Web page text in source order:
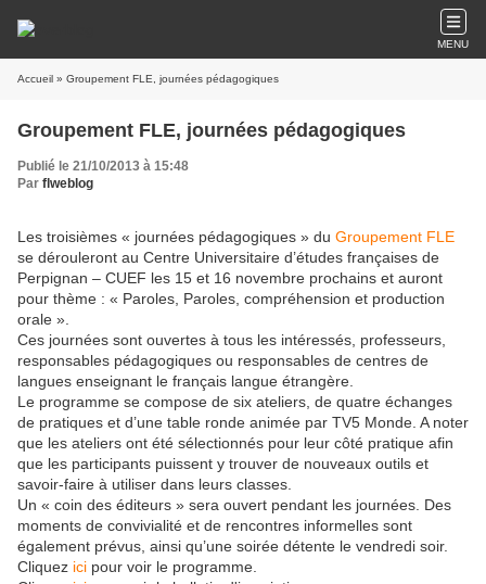
MENU
Accueil » Groupement FLE, journées pédagogiques
Groupement FLE, journées pédagogiques
Publié le 21/10/2013 à 15:48
Par flweblog
Les troisièmes « journées pédagogiques » du Groupement FLE
se dérouleront au Centre Universitaire d’études françaises de
Perpignan – CUEF les 15 et 16 novembre prochains et auront
pour thème : « Paroles, Paroles, compréhension et production
orale ».
Ces journées sont ouvertes à tous les intéressés, professeurs,
responsables pédagogiques ou responsables de centres de
langues enseignant le français langue étrangère.
Le programme se compose de six ateliers, de quatre échanges
de pratiques et d’une table ronde animée par TV5 Monde. A noter
que les ateliers ont été sélectionnés pour leur côté pratique afin
que les participants puissent y trouver de nouveaux outils et
savoir-faire à utiliser dans leurs classes.
Un « coin des éditeurs » sera ouvert pendant les journées. Des
moments de convivialité et de rencontres informelles sont
également prévus, ainsi qu’une soirée détente le vendredi soir.
Cliquez ici pour voir le programme.